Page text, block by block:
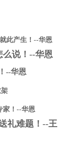
此产生！--华恩
么说！--华恩
--华恩
家！--华恩
礼难题！--王